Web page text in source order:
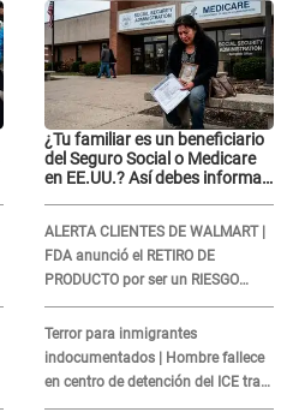
¿Tu familiar es un beneficiario
del Seguro Social o Medicare
en EE.UU.? Así debes informar
ALERTA CLIENTES DE WALMART |
FDA anunció el RETIRO DE
PRODUCTO por ser un RIESGO
MORTAL para consumidores: ¿Cuál
es?
Terror para inmigrantes
indocumentados | Hombre fallece
en centro de detención del ICE tras
sufrir una "emergencia médica"